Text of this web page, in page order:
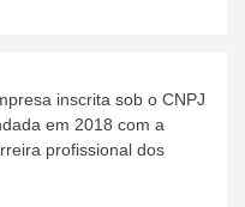
inscrita sob o CNPJ
em 2018 com a
profissional dos